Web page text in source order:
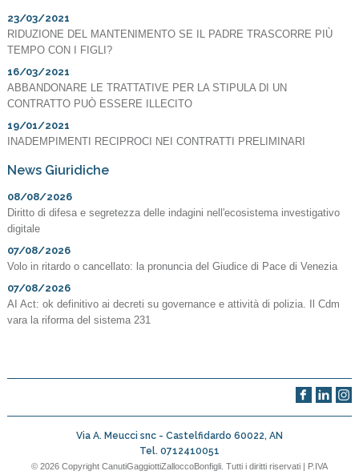
23/03/2021
RIDUZIONE DEL MANTENIMENTO SE IL PADRE TRASCORRE PIÙ
TEMPO CON I FIGLI?
16/03/2021
ABBANDONARE LE TRATTATIVE PER LA STIPULA DI UN
CONTRATTO PUÒ ESSERE ILLECITO
19/01/2021
INADEMPIMENTI RECIPROCI NEI CONTRATTI PRELIMINARI
News Giuridiche
08/08/2026
Diritto di difesa e segretezza delle indagini nell'ecosistema investigativo
digitale
07/08/2026
Volo in ritardo o cancellato: la pronuncia del Giudice di Pace di Venezia
07/08/2026
AI Act: ok definitivo ai decreti su governance e attività di polizia. Il Cdm
vara la riforma del sistema 231
Via A. Meucci snc - Castelfidardo 60022, AN
Tel. 0712410051
© 2026 Copyright CanutiGaggiottiZalloccoBonfigli. Tutti i diritti riservati | P.IVA